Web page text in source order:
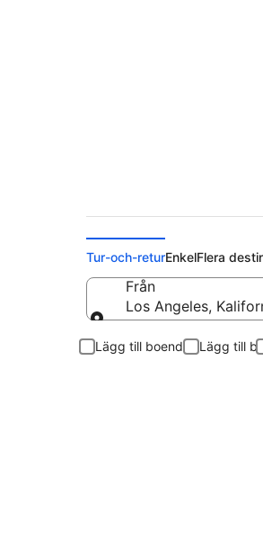
Tur-och-returEnkelFlera
Från
Los Angeles,
Lägg till boende Lägg till bil